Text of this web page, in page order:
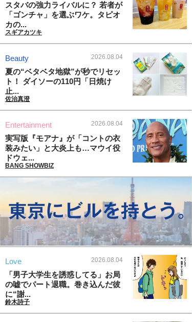
スタバの強力ライバルに？ 若者が
「ゴンチャ」を選ぶワケ。タピオ
カの...
スギアカツキ
Beauty 2026.08.04
夏の“ベタベタ地獄”が秒でリセッ
ト！ ダイソーの110円「日焼け
止...
佐治真澄
Entertainment 2026.08.04
実写版『モアナ』が「コントの衣
装みたい」と大炎上も…マウイ役
ドウェ...
BANG SHOWBIZ
Love 2026.08.04
「男子大学生を誘惑してる」お局
の嘘でパート退職。巻き込んだ彼
に“謝...
鈴木詩子